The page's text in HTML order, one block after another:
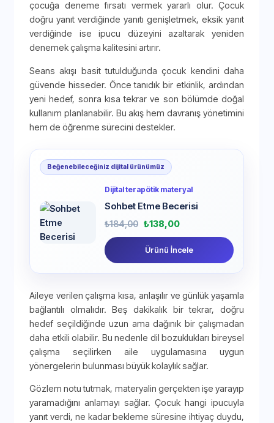
çocuğa deneme fırsatı vermek yararlı olur. Çocuk
doğru yanıt verdiğinde yanıtı genişletmek, eksik yanıt
verdiğinde ise ipucu düzeyini azaltarak yeniden
denemek çalışma kalitesini artırır.
Seans akışı basit tutulduğunda çocuk kendini daha
güvende hisseder. Önce tanıdık bir etkinlik, ardından
yeni hedef, sonra kısa tekrar ve son bölümde doğal
kullanım planlanabilir. Bu akış hem davranış yönetimini
hem de öğrenme sürecini destekler.
Beğenebileceğiniz dijital ürünümüz
Dijital terapötik materyal
Sohbet Etme Becerisi
₺184,00 ₺138,00
Ürünü İncele
Aileye verilen çalışma kısa, anlaşılır ve günlük yaşamla
bağlantılı olmalıdır. Beş dakikalık bir tekrar, doğru
hedef seçildiğinde uzun ama dağınık bir çalışmadan
daha etkili olabilir. Bu nedenle dil bozuklukları bireysel
çalışma seçilirken aile uygulamasına uygun
yönergelerin bulunması büyük kolaylık sağlar.
Gözlem notu tutmak, materyalin gerçekten işe yarayıp
yaramadığını anlamayı sağlar. Çocuk hangi ipucuyla
yanıt verdi, ne kadar bekleme süresine ihtiyaç duydu,